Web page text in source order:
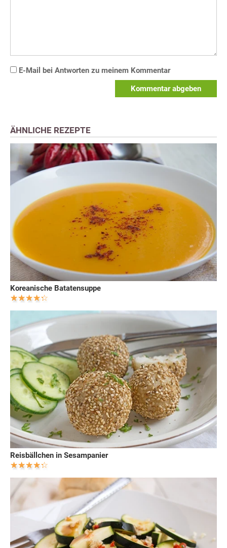
E-Mail bei Antworten zu meinem Kommentar
Kommentar abgeben
ÄHNLICHE REZEPTE
Koreanische Batatensuppe
Reisbällchen in Sesampanier